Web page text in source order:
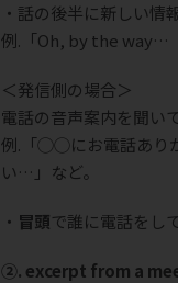
・話の後半に新しい情
例.「Oh, by the way…
＜発信側の場合＞
電話の音声案内を聞い
例.「◯◯にお電話あり
い…」など。
・ 冒頭で誰に電話をし
②. excerpt from a